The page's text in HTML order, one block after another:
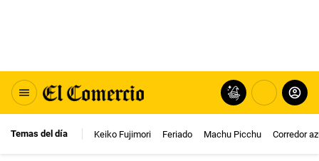
Temas del día Keiko Fujimori Feriado Machu Picchu Corredor